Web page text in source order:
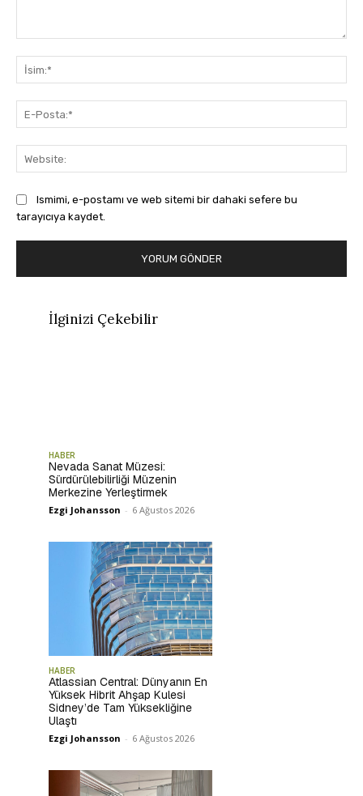
Ismimi, e-postamı ve web sitemi bir dahaki sefere bu
tarayıcıya kaydet.
İlginizi Çekebilir
HABER
Nevada Sanat Müzesi:
Sürdürülebilirliği Müzenin
Merkezine Yerleştirmek
Ezgi Johansson - 6 Ağustos 2026
HABER
Atlassian Central: Dünyanın En
Yüksek Hibrit Ahşap Kulesi
Sidney’de Tam Yüksekliğine
Ulaştı
Ezgi Johansson - 6 Ağustos 2026